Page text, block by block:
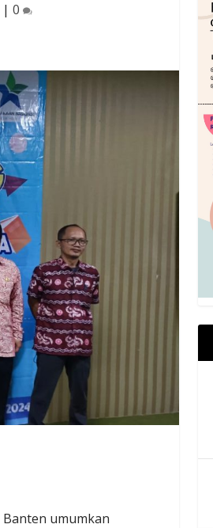
|0
Banten umumkan